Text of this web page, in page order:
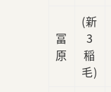
冨
原
(新
3
稲
毛)